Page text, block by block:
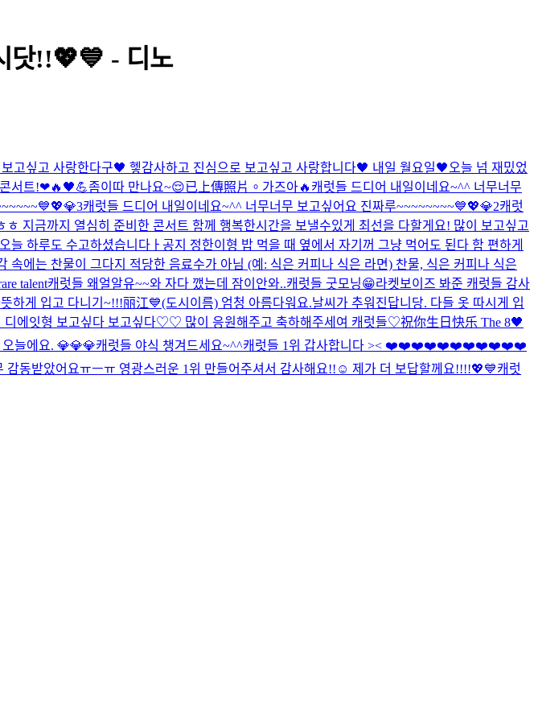
닷!!💖💙 - 디노
고싶고 사랑한다구🖤 헿감사하고 진심으로 보고싶고 사랑합니다🖤 내일 월요일🖤 오늘 넘 재밌었
서트!❤🔥🖤💪좀이따 만나요~😌已上傳照片。 가즈아🔥 캐럿들 드디어 내일이네요~^^ 너무너무
캐럿들 드디어 내일이네요~^^ 너무너무 보고싶어요 진짜루~~~~~~~~💙💖💎2캐럿
ㅎ 지금까지 열심히 준비한 콘서트 함께 행복한시간을 보낼수있게 최선을 다할게요! 많이 보고싶고
늘 하루도 수고하셨습니다ㅏ 공지 정한이형 밥 먹을 때 옆에서 자기꺼 그냥 먹어도 된다 함 편하게
속에는 찬물이 그다지 적당한 음료수가 아님 (예: 식은 커피나 식은 라면) 찬물, 식은 커피나 식은
talent캐럿들 왜얼알유~~와 자다 깼는데 잠이안와..캐럿들 굿모닝😁라켓보이즈 봐준 캐럿들 감사
하게 입고 다니기~!!!丽江💙(도시이름) 엄청 아름다워요.날씨가 추워진답니당. 다들 옷 따시게 입
디에잇형 보고싶다 보고싶다♡♡ 많이 응원해주고 축하해주세여 캐럿들♡祝你生日快乐 The 8🖤
오늘에요. 💎💎💎캐럿들 야식 챙겨드세요~^^캐럿들 1위 갑사합니다 >< ❤️❤️❤️❤️❤️❤️❤️❤️❤️❤️❤️
감동받았어요ㅠㅡㅠ 영광스러운 1위 만들어주셔서 감사해요!!☺️ 제가 더 보답할께요!!!!💖💙캐럿